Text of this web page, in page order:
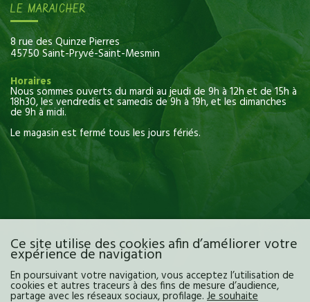
LE MARAICHER
8 rue des Quinze Pierres
45750 Saint-Pryvé-Saint-Mesmin
Horaires
Nous sommes ouverts du mardi au jeudi de 9h à 12h et de 15h à
18h30, les vendredis et samedis de 9h à 19h, et les dimanches
de 9h à midi.
Le magasin est fermé tous les jours fériés.
Ce site utilise des cookies afin d’améliorer votre
expérience de navigation
En poursuivant votre navigation, vous acceptez l’utilisation de
cookies et autres traceurs à des fins de mesure d’audience,
partage avec les réseaux sociaux, profilage. Je souhaite